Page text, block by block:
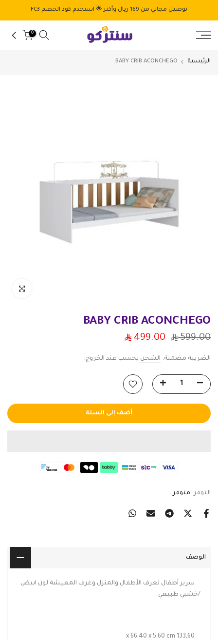
إلى
المحتوى
توصيل مجاني من 169 ريال وأكثر 🌟 استخدم كود الخصم FC3
0
الرئيسية BABY CRIB ACONCHEGO
انقر للتكبير
BABY CRIB ACONCHEGO
599.00
499.00
الضريبة مضمنة. الشحن يحسب عند الخروج.
أضف إلى السلة
التوفر: متوفر
الوصف
سرير أطفال لغرف الأطفال والمنزل وغرف المعيشة لون ابيض
/خشبي طبيعي